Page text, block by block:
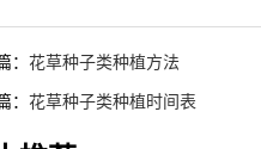
： 花草种子类种植方法
： 花草种子类种植时间表